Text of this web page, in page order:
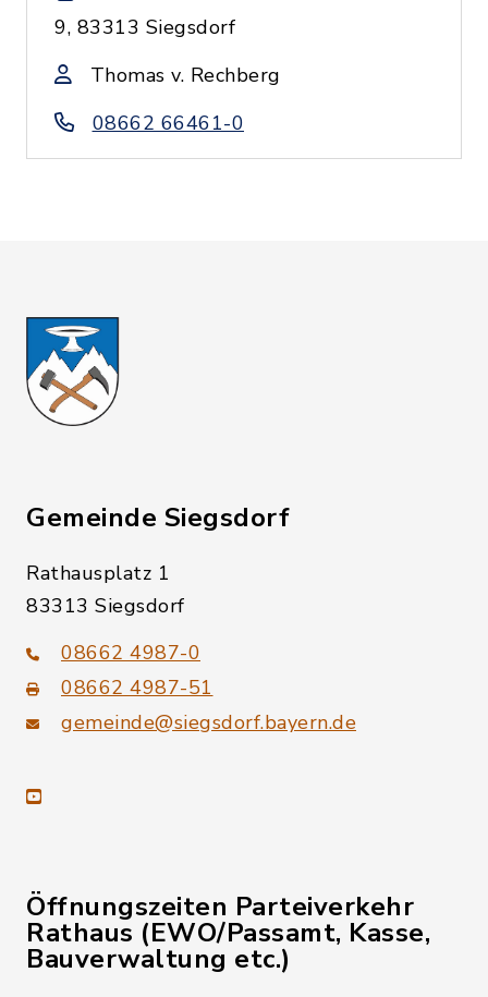
9, 83313 Siegsdorf
Thomas v. Rechberg
08662 66461-0
Gemeinde Siegsdorf
Rathausplatz 1
83313 Siegsdorf
08662 4987-0
08662 4987-51
gemeinde@siegsdorf.bayern.de
youtube
Öffnungszeiten Parteiverkehr
Rathaus (EWO/Passamt, Kasse,
Bauverwaltung etc.)